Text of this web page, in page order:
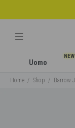
Uomo
NEW
Home Shop Barrow